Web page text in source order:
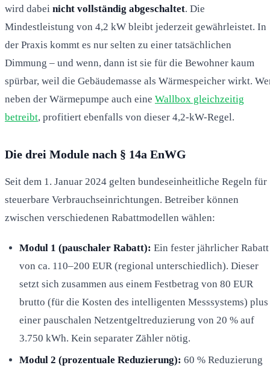
wird dabei nicht vollständig abgeschaltet. Die
Mindestleistung von 4,2 kW bleibt jederzeit gewährleistet. In
der Praxis kommt es nur selten zu einer tatsächlichen
Dimmung – und wenn, dann ist sie für die Bewohner kaum
spürbar, weil die Gebäudemasse als Wärmespeicher wirkt.
neben der Wärmepumpe auch eine Wallbox gleichzeitig
betreibt, profitiert ebenfalls von dieser 4,2-kW-Regel.
Die drei Module nach § 14a EnWG
Seit dem 1. Januar 2024 gelten bundeseinheitliche Regeln für
steuerbare Verbrauchseinrichtungen. Betreiber können
zwischen verschiedenen Rabattmodellen wählen:
Modul 1 (pauschaler Rabatt): Ein fester jährlicher Rabatt
von ca. 110–200 EUR (regional unterschiedlich). Dieser
setzt sich zusammen aus einem Festbetrag von 80 EUR
brutto (für die Kosten des intelligenten Messsystems) plus
einer pauschalen Netzentgeltreduzierung von 20 % auf
3.750 kWh. Kein separater Zähler nötig.
Modul 2 (prozentuale Reduzierung): 60 % Reduzierung